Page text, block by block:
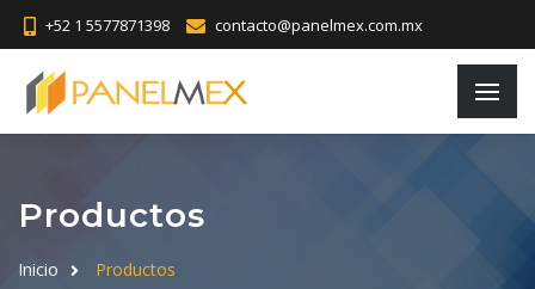
+52 1 5577871398 contacto@panelmex.com.mx
Productos
Inicio Productos